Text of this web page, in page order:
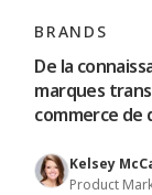
BRANDS
De la
marques
commerce de
Kelsey
Product